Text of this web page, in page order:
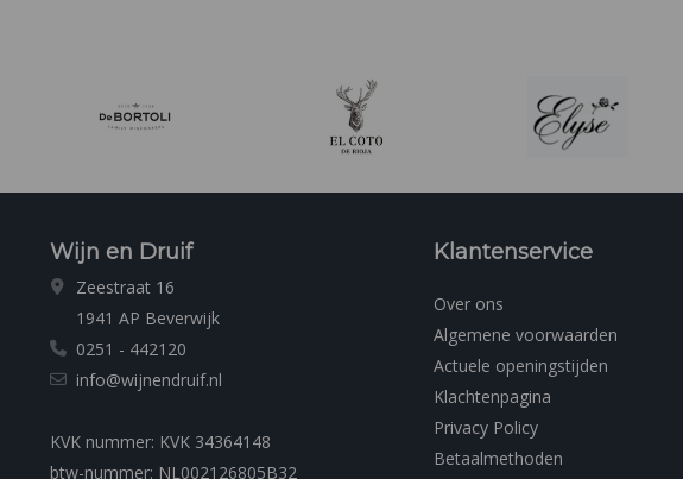
Wijn en Druif
Zeestraat 16
1941 AP Beverwijk
0251 - 442120
info@wijnendruif.nl
KVK nummer: KVK 34364148
btw-nummer: NL002126805B32
Klantenservice
Over ons
Algemene voorwaarden
Actuele openingstijden
Klachtenpagina
Privacy Policy
Betaalmethoden